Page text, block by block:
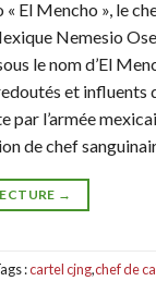
El Mencho », le
Nemesio
le nom d’El
et influents
par l’armée
de chef
→
:cartel cjng,chef de